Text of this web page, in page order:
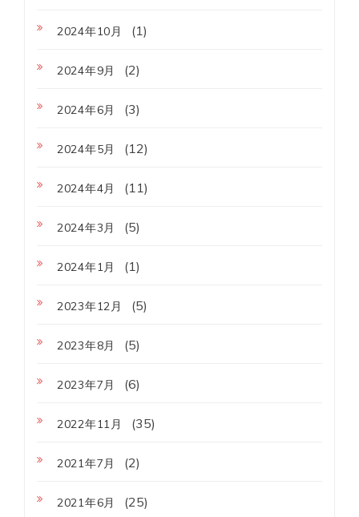
2024年10月 (1)
2024年9月 (2)
2024年6月 (3)
2024年5月 (12)
2024年4月 (11)
2024年3月 (5)
2024年1月 (1)
2023年12月 (5)
2023年8月 (5)
2023年7月 (6)
2022年11月 (35)
2021年7月 (2)
2021年6月 (25)